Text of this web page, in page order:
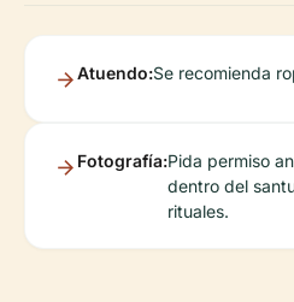
Atuendo:Se recomienda
Fotografía:Pida permiso
dentro del
rituales.